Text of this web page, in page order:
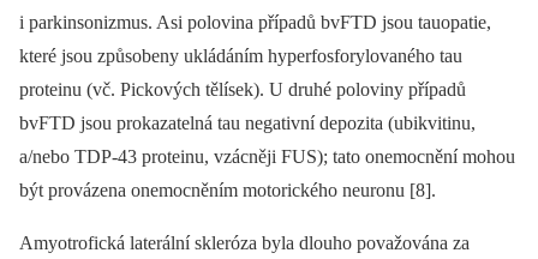
i parkinsonizmus. Asi polovina případů bvFTD jsou tauopatie,
které jsou způsobeny ukládáním hyperfosforylovaného tau
proteinu (vč. Pickových tělísek). U druhé poloviny případů
bvFTD jsou prokazatelná tau negativní depozita (ubikvitinu,
a/nebo TDP-43 proteinu, vzácněji FUS); tato onemocnění mohou
být provázena onemocněním motorického neuronu [8].
Amyotrofická laterální skleróza byla dlouho považována za